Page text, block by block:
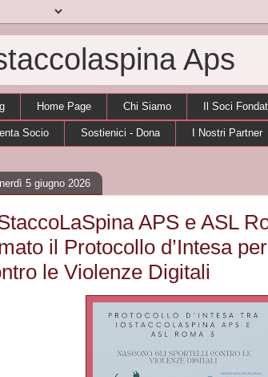
Aps
Home Page Chi Siamo Il Soci
Socio Sostienici - Dona I Nostri Partner
5 giugno 2026
APS e ASL
il Protocollo d’Intesa
le Violenze Digitali